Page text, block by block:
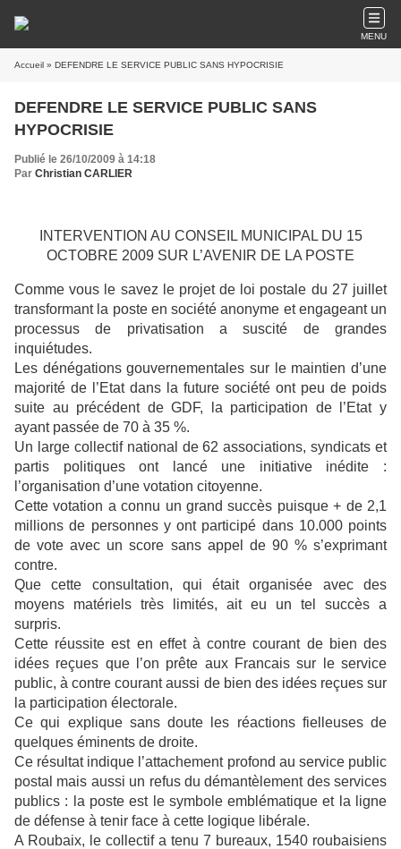
MENU
Accueil » DEFENDRE LE SERVICE PUBLIC SANS HYPOCRISIE
DEFENDRE LE SERVICE PUBLIC SANS
HYPOCRISIE
Publié le 26/10/2009 à 14:18
Par Christian CARLIER
INTERVENTION AU CONSEIL MUNICIPAL DU 15
OCTOBRE 2009 SUR L’AVENIR DE LA POSTE
Comme vous le savez le projet de loi postale du 27 juillet
transformant la poste en société anonyme et engageant un
processus de privatisation a suscité de grandes
inquiétudes.
Les dénégations gouvernementales sur le maintien d’une
majorité de l’Etat dans la future société ont peu de poids
suite au précédent de GDF, la participation de l’Etat y
ayant passée de 70 à 35 %.
Un large collectif national de 62 associations, syndicats et
partis politiques ont lancé une initiative inédite :
l’organisation d’une votation citoyenne.
Cette votation a connu un grand succès puisque + de 2,1
millions de personnes y ont participé dans 10.000 points
de vote avec un score sans appel de 90 % s’exprimant
contre.
Que cette consultation, qui était organisée avec des
moyens matériels très limités, ait eu un tel succès a
surpris.
Cette réussite est en effet à contre courant de bien des
idées reçues que l’on prête aux Francais sur le service
public, à contre courant aussi de bien des idées reçues sur
la participation électorale.
Ce qui explique sans doute les réactions fielleuses de
quelques éminents de droite.
Ce résultat indique l’attachement profond au service public
postal mais aussi un refus du démantèlement des services
publics : la poste est le symbole emblématique et la ligne
de défense à tenir face à cette logique libérale.
A Roubaix, le collectif a tenu 7 bureaux, 1540 roubaisiens